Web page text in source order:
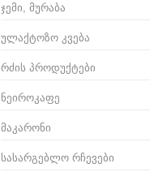
ჯემი, მურაბა
ულაქტოზო კვება
რძის პროდუქტები
ნეიროკაფე
მაკარონი
სასარგებლო რჩევები